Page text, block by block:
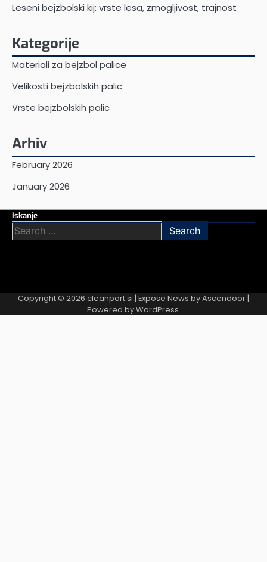
Leseni bejzbolski kij: vrste lesa, zmogljivost, trajnost
Kategorije
Materiali za bejzbol palice
Velikosti bejzbolskih palic
Vrste bejzbolskih palic
Arhiv
February 2026
January 2026
Iskanje
Search
for:
Copyright © 2026 cleanport.si | Expose News byAscendoor|
Powered byWordPress.